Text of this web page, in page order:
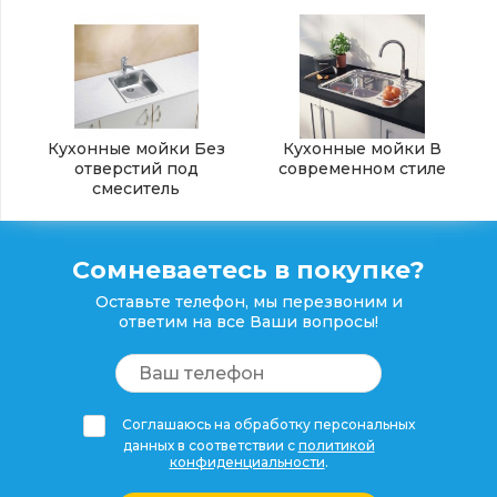
Кухонные мойки Без
отверстий под
смеситель
Кухонные мойки В
современном стиле
Сомневаетесь в покупке?
Оставьте телефон, мы перезвоним и
ответим на все Ваши вопросы!
Соглашаюсь на обработку персональных
данных в соответствии с политикой
конфиденциальности.